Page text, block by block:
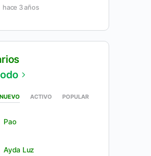
hace 3 años
ACTIVO POPULAR
Pao
Ayda Luz